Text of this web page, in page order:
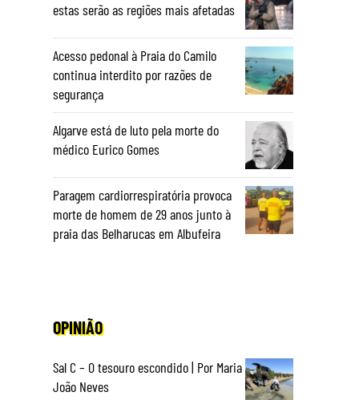
estas serão as regiões mais afetadas
Acesso pedonal à Praia do Camilo
continua interdito por razões de
segurança
Algarve está de luto pela morte do
médico Eurico Gomes
Paragem cardiorrespiratória provoca
morte de homem de 29 anos junto à
praia das Belharucas em Albufeira
OPINIÃO
Sal C – O tesouro escondido | Por Maria
João Neves